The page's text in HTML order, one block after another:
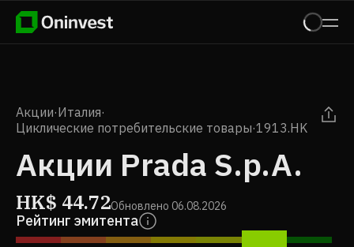
Акции·Италия·
Циклические потребительские товары·1913.HK
Акции Prada S.p.A.
HK$ 44.72Обновлено 06.08.2026
Рейтинг эмитента